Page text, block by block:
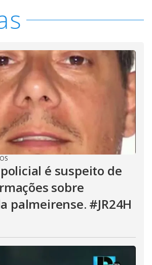
é suspeito de
sobre
palmeirense. #JR24H